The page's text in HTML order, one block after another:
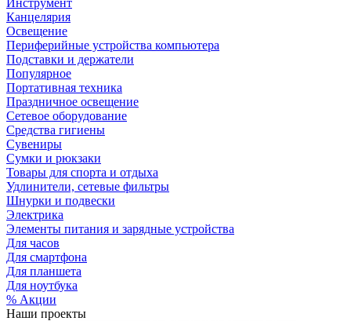
Инструмент
Канцелярия
Освещение
Периферийные устройства компьютера
Подставки и держатели
Популярное
Портативная техника
Праздничное освещение
Сетевое оборудование
Средства гигиены
Сувениры
Сумки и рюкзаки
Товары для спорта и отдыха
Удлинители, сетевые фильтры
Шнурки и подвески
Электрика
Элементы питания и зарядные устройства
Для часов
Для смартфона
Для планшета
Для ноутбука
% Акции
Наши проекты